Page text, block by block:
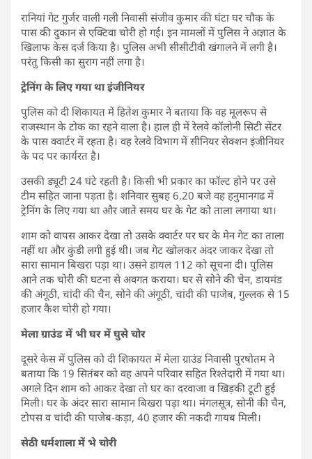
रानियां गेट गुर्जर वाली गली निवासी संजीव कुमार की घंटा घर चौक के
पास की दुकान से एक्टिवा चोरी हो गई। इन मामलों में पुलिस ने अज्ञात के
खिलाफ केस दर्ज किया है। पुलिस अभी सीसीटीवी खंगालने में लगी है।
परंतु किसी का सुराग नहीं लगा है।
ट्रेनिंग के लिए गया था इंजीनियर
पुलिस को दी शिकायत में हितेश कुमार ने बताया कि वह मूलरूप से
राजस्थान के टोक का रहने वाला है। हाल ही में रेलवे कॉलोनी सिटी सेंटर
के पास क्वार्टर में रहता है। वह रेलवे विभाग में सीनियर सेक्शन इंजीनियर
के पद पर कार्यरत है।
उसकी ड्यूटी 24 घंटे रहती है। किसी भी प्रकार का फॉल्ट होने पर उसे
टीम सहित जाना पड़ता है। शनिवार सुबह 6.20 बजे वह हनुमानगढ में
ट्रेनिंग के लिए गया था और जाते समय घर के गेट को ताला लगाया था।
शाम को वापस आकर देखा तो उसके क्वार्टर पर घर के मेन गेट का ताला
नहीं था और कुंडी लगी हुई थी। जब गेट खोलकर अंदर जाकर देखा तो
सारा सामान बिखरा पड़ा था। उसने डायल 112 को सूचना दी। पुलिस
आने तक चोरी की घटना से अवगत कराया। घर से सोने की चेन, डायमंड
की अंगूठी, चांदी की चैन, सोने की अंगूठी, चांदी की पाजेब, गुल्लक से 15
हजार कैश चोरी हो गया।
मेला ग्राउंड में भी घर में घुसे चोर
दूसरे केस में पुलिस को दी शिकायत में मेला ग्राउंड निवासी पुरषोतम ने
बताया कि 19 सितंबर को वह अपने परिवार सहित रिश्तेदारी में गया था।
अगले दिन शाम को आकर देखा तो घर का दरवाजा व खिड़की टूटी हुई
मिली। घर के अंदर सारा सामान बिखरा पड़ा था। मंगलसूत्र, सोनी की चैन,
टोपस व चांदी की पाजेब-कड़ा, 40 हजार की नकदी गायब मिली।
सेठी धर्मशाला में भे चोरी